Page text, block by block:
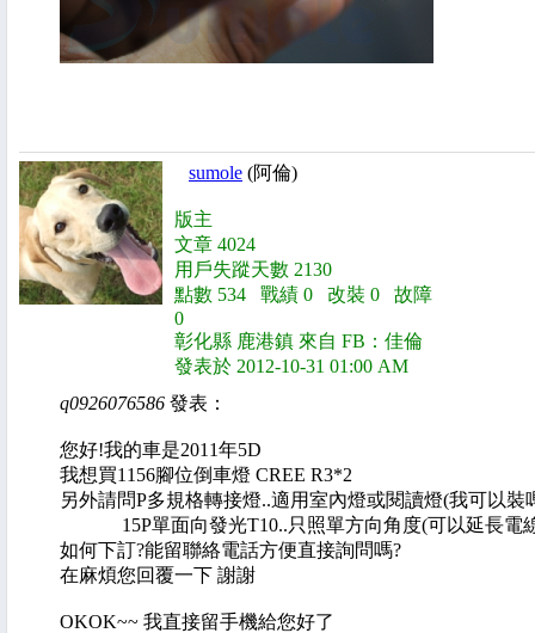
sumole (阿倫)
版主
文章 4024
用戶失蹤天數 2130
點數 534 戰績 0 改裝 0 故障
0
彰化縣 鹿港鎮 來自 FB：佳倫
發表於 2012-10-31 01:00 AM
q0926076586 發表：
您好!我的車是2011年5D
我想買1156腳位倒車燈 CREE R3*2
另外請問P多規格轉接燈..適用室內燈或閱讀燈(我可以裝
15P單面向發光T10..只照單方向角度(可以延長電線
如何下訂?能留聯絡電話方便直接詢問嗎?
在麻煩您回覆一下 謝謝
OKOK~~ 我直接留手機給您好了